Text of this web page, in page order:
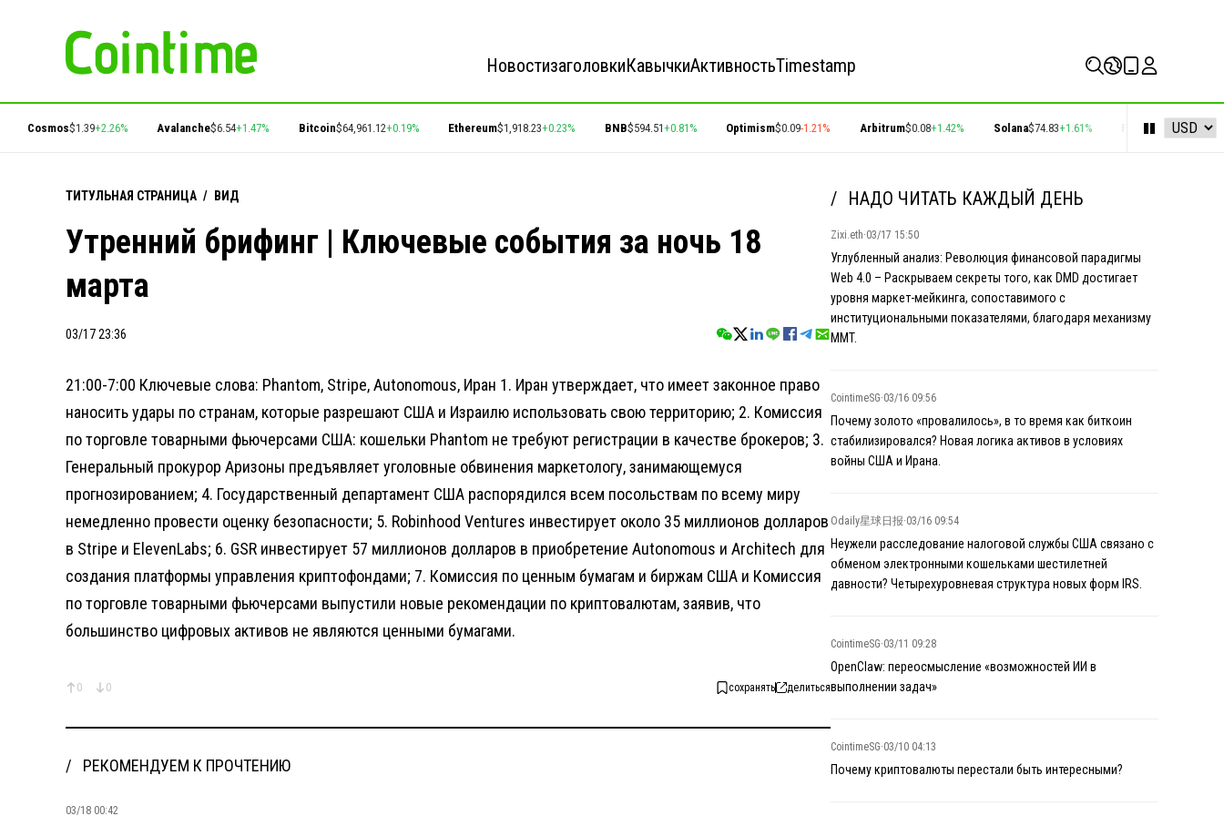
НовостизаголовкиКавычкиАктивностьTimestamp
Cosmos$1.39 +2.26% Avalanche$6.54+1.47% Bitcoin$64,961.12 +0.19% Ethereum$1,918.23+0.23% BNB$594.51+0.81% Optimism$0.09-1.21% Arbitrum$0.08+1.42% Solana$74.83+1.61% $0.22+2.77%
ТИТУЛЬНАЯ СТРАНИЦА / ВИД
Утренний брифинг | Ключевые события за ночь 18
марта
03/17 23:36
21:00-7:00 Ключевые слова: Phantom, Stripe, Autonomous, Иран 1. Иран утверждает, что имеет законное право
наносить удары по странам, которые разрешают США и Израилю использовать свою территорию; 2. Комиссия
по торговле товарными фьючерсами США: кошельки Phantom не требуют регистрации в качестве брокеров; 3.
Генеральный прокурор Аризоны предъявляет уголовные обвинения маркетологу, занимающемуся
прогнозированием; 4. Государственный департамент США распорядился всем посольствам по всему миру
немедленно провести оценку безопасности; 5. Robinhood Ventures инвестирует около 35 миллионов долларов
в Stripe и ElevenLabs; 6. GSR инвестирует 57 миллионов долларов в приобретение Autonomous и Architech для
создания платформы управления криптофондами; 7. Комиссия по ценным бумагам и биржам США и Комиссия
по торговле товарными фьючерсами выпустили новые рекомендации по криптовалютам, заявив, что
большинство цифровых активов не являются ценными бумагами.
0 0 сохранять делиться
РЕКОМЕНДУЕМ К ПРОЧТЕНИЮ
03/18 00:42
НАДО ЧИТАТЬ КАЖДЫЙ ДЕНЬ
Zixi.eth·03/17 15:50
Углубленный анализ: Революция финансовой парадигмы
Web 4.0 – Раскрываем секреты того, как DMD достигает
уровня маркет-мейкинга, сопоставимого с
институциональными показателями, благодаря механизму
MMT.
CointimeSG·03/16 09:56
Почему золото «провалилось», в то время как биткоин
стабилизировался? Новая логика активов в условиях
войны США и Ирана.
Odaily星球日报·03/16 09:54
Неужели расследование налоговой службы США связано с
обменом электронными кошельками шестилетней
давности? Четырехуровневая структура новых форм IRS.
CointimeSG·03/11 09:28
OpenClaw: переосмысление «возможностей ИИ в
выполнении задач»
CointimeSG·03/10 04:13
Почему криптовалюты перестали быть интересными?